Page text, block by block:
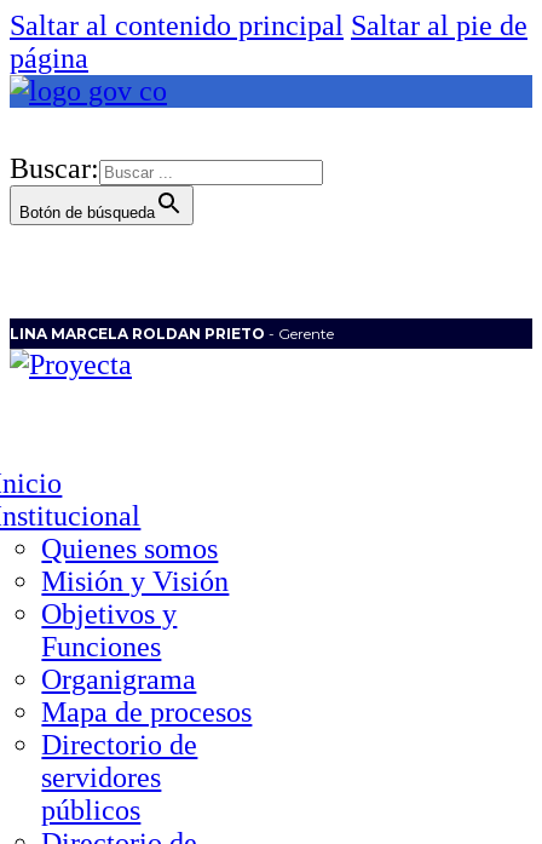
Saltar al contenido principal Saltar al pie de
página
Buscar:
Botón de búsqueda
LINA MARCELA ROLDAN PRIETO - Gerente
Quienes somos
Misión y Visión
Objetivos y
Funciones
Organigrama
Mapa de procesos
Directorio de
servidores
públicos